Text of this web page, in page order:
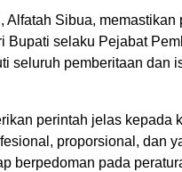
Alfatah Sibua,
Bupati selaku Pejabat
seluruh pemberitaan dan
perintah jelas kepada
proporsional, dan
berpedoman pada